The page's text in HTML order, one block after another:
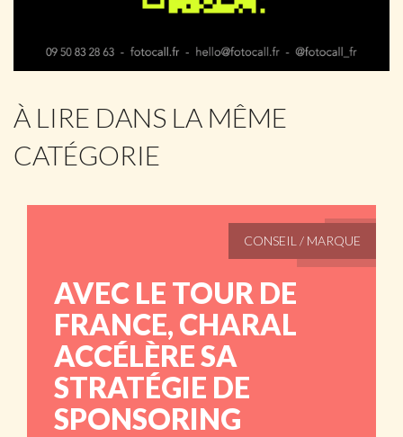
À LIRE DANS LA MÊME
CATÉGORIE
CONSEIL / MARQUE
AVEC LE TOUR DE
FRANCE, CHARAL
ACCÉLÈRE SA
STRATÉGIE DE
SPONSORING